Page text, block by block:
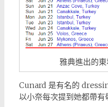
雅典進出的
Cunard 是有名的
以小奈每次提到她都帶有